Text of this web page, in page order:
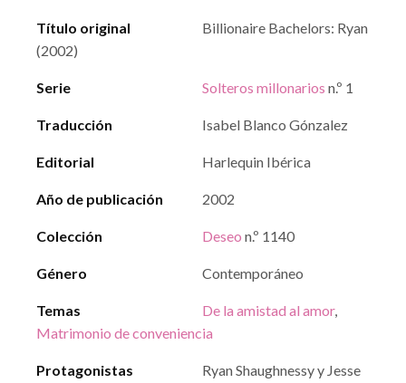
Título original
Billionaire Bachelors: Ryan
(2002)
Serie Solteros millonarios n.º 1
Traducción Isabel Blanco Gónzalez
Editorial Harlequin Ibérica
Año de publicación 2002
Colección Deseo n.º 1140
Género Contemporáneo
Temas De la amistad al amor,
Matrimonio de conveniencia
Protagonistas
Ryan Shaughnessy y Jesse